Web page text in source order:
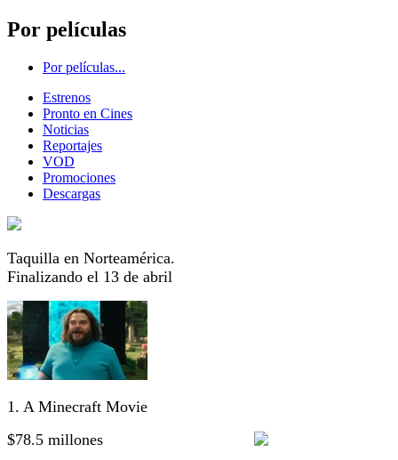
Por películas
Por películas...
Estrenos
Pronto en Cines
Noticias
Reportajes
VOD
Promociones
Descargas
Taquilla en Norteamérica.
Finalizando el 13 de abril
1. A Minecraft Movie
$78.5 millones